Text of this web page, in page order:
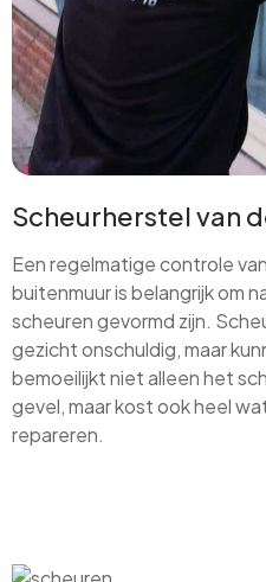
Scheurherstel van
Een regelmatige controle
buitenmuur is belangrijk om
scheuren gevormd zijn.
gezicht onschuldig, maar
bemoeilijkt niet alleen het
gevel, maar kost ook heel
repareren.